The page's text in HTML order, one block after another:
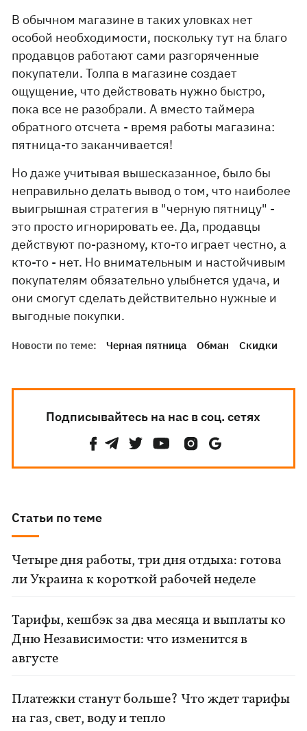
В обычном магазине в таких уловках нет
особой необходимости, поскольку тут на благо
продавцов работают сами разгоряченные
покупатели. Толпа в магазине создает
ощущение, что действовать нужно быстро,
пока все не разобрали. А вместо таймера
обратного отсчета - время работы магазина:
пятница-то заканчивается!
Но даже учитывая вышесказанное, было бы
неправильно делать вывод о том, что наиболее
выигрышная стратегия в "черную пятницу" -
это просто игнорировать ее. Да, продавцы
действуют по-разному, кто-то играет честно, а
кто-то - нет. Но внимательным и настойчивым
покупателям обязательно улыбнется удача, и
они смогут сделать действительно нужные и
выгодные покупки.
Новости по теме: Черная пятница Обман Скидки
Подписывайтесь на нас в соц. сетях
Статьи по теме
Четыре дня работы, три дня отдыха: готова
ли Украина к короткой рабочей неделе
Тарифы, кешбэк за два месяца и выплаты ко
Дню Независимости: что изменится в
августе
Платежки станут больше? Что ждет тарифы
на газ, свет, воду и тепло